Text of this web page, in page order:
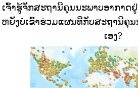
ເຈົ້າຮູ້ຈັກສະຖານີຄຸນນະພາບອາກາດ
ຫຍັງບໍ່ເຂົ້າຮ່ວມແຜນທີ່ກັບສະຖານີຄຸນ
ເອງ?